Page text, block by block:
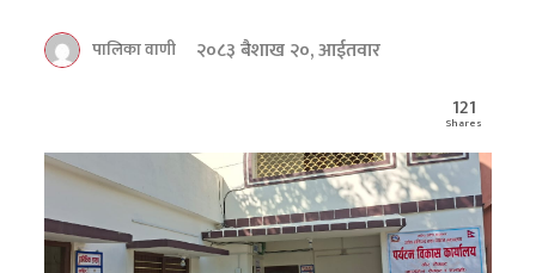
पालिका वाणी
२०८३ बैशाख २०, आईतवार
121
Shares